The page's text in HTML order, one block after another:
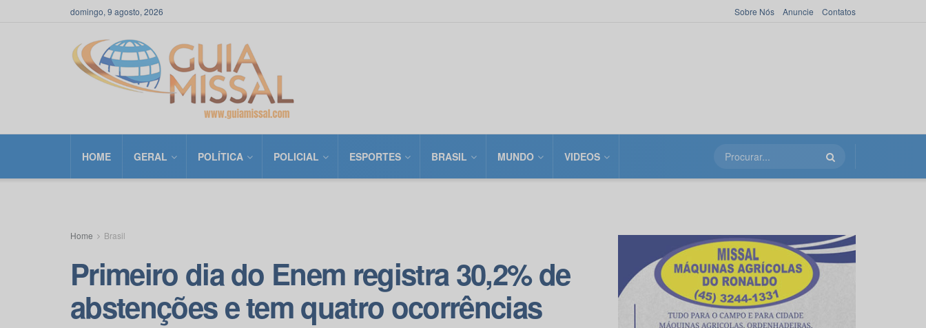
domingo, 9 agosto, 2026 Sobre Nós Anuncie Contatos
HOME GERAL POLÍTICA POLICIAL ESPORTES BRASIL MUNDO VIDEOS
Home Brasil
Primeiro dia do Enem registra 30,2% de
abstenções e tem quatro ocorrências